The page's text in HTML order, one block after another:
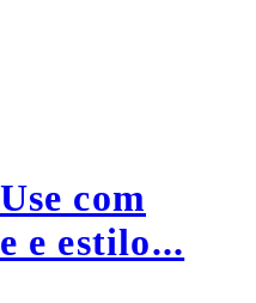
com
e estilo...